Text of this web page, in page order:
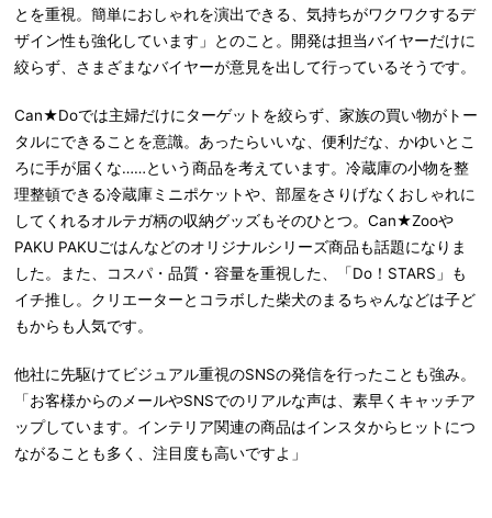
とを重視。簡単におしゃれを演出できる、気持ちがワクワクするデ
ザイン性も強化しています」とのこと。開発は担当バイヤーだけに
絞らず、さまざまなバイヤーが意見を出して行っているそうです。
Can★Doでは主婦だけにターゲットを絞らず、家族の買い物がトー
タルにできることを意識。あったらいいな、便利だな、かゆいとこ
ろに手が届くな……という商品を考えています。冷蔵庫の小物を整
理整頓できる冷蔵庫ミニポケットや、部屋をさりげなくおしゃれに
してくれるオルテガ柄の収納グッズもそのひとつ。Can★Zooや
PAKU PAKUごはんなどのオリジナルシリーズ商品も話題になりま
した。また、コスパ・品質・容量を重視した、「Do！STARS」も
イチ推し。クリエーターとコラボした柴犬のまるちゃんなどは子ど
もからも人気です。
他社に先駆けてビジュアル重視のSNSの発信を行ったことも強み。
「お客様からのメールやSNSでのリアルな声は、素早くキャッチア
ップしています。インテリア関連の商品はインスタからヒットにつ
ながることも多く、注目度も高いですよ」